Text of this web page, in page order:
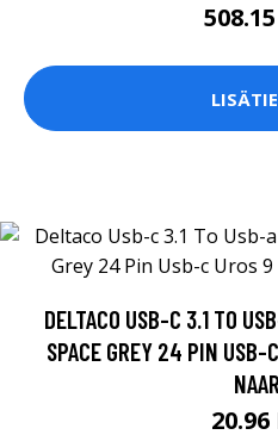
DELTACO USB-C 3.1 TO
SPACE GREY 24 PIN USB-
20.96